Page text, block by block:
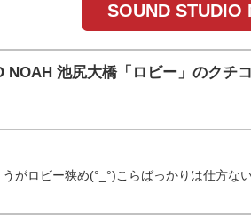
SOUND STUDIO
NOAH 池尻大橋「ロビー」のクチ
がロビー狭め(°_°)こらばっかりは仕方な